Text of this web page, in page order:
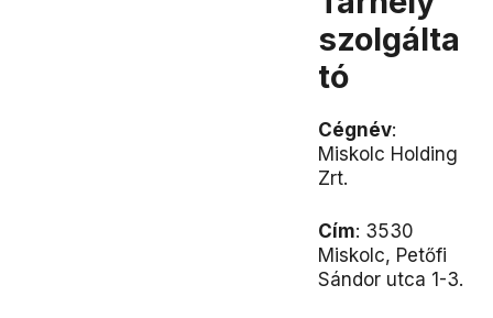
szolgálta
tó
Cégnév:
Miskolc Holding
Zrt.
Cím: 3530
Miskolc, Petőfi
Sándor utca 1-3.